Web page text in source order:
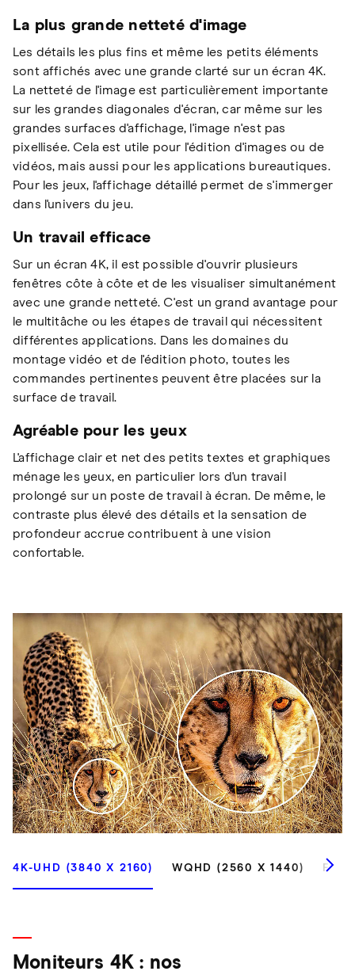
La plus grande netteté d'image
Les détails les plus fins et même les petits éléments
sont affichés avec une grande clarté sur un écran 4K.
La netteté de l'image est particulièrement importante
sur les grandes diagonales d'écran, car même sur les
grandes surfaces d'affichage, l'image n'est pas
pixellisée. Cela est utile pour l'édition d'images ou de
vidéos, mais aussi pour les applications bureautiques.
Pour les jeux, l'affichage détaillé permet de s'immerger
dans l'univers du jeu.
Un travail efficace
Sur un écran 4K, il est possible d'ouvrir plusieurs
fenêtres côte à côte et de les visualiser simultanément
avec une grande netteté. C'est un grand avantage pour
le multitâche ou les étapes de travail qui nécessitent
différentes applications. Dans les domaines du
montage vidéo et de l'édition photo, toutes les
commandes pertinentes peuvent être placées sur la
surface de travail.
Agréable pour les yeux
L'affichage clair et net des petits textes et graphiques
ménage les yeux, en particulier lors d'un travail
prolongé sur un poste de travail à écran. De même, le
contraste plus élevé des détails et la sensation de
profondeur accrue contribuent à une vision
confortable.
4K-UHD (3840 X 2160) WQHD (2560 X 1440)
Moniteurs 4K : nos